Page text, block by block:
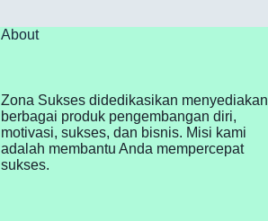
About
Zona Sukses didedikasikan menyediakan
berbagai produk pengembangan diri,
motivasi, sukses, dan bisnis. Misi kami
adalah membantu Anda mempercepat
sukses.